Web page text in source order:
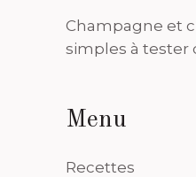
Champagne et
simples à tester
Menu
Recettes